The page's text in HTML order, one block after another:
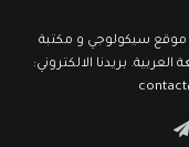
موقع بوابة علم النفس psychology doorway موقع سيكولوجي و مكتبة
بريدنا الالكتروني:
انستقرام